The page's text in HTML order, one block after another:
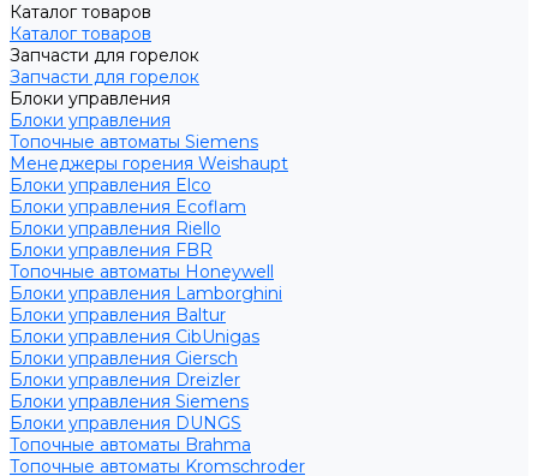
Каталог товаров
Каталог товаров
Запчасти для горелок
Запчасти для горелок
Блоки управления
Блоки управления
Топочные автоматы Siemens
Менеджеры горения Weishaupt
Блоки управления Elco
Блоки управления Ecoflam
Блоки управления Riello
Блоки управления FBR
Топочные автоматы Honeywell
Блоки управления Lamborghini
Блоки управления Baltur
Блоки управления CibUnigas
Блоки управления Giersch
Блоки управления Dreizler
Блоки управления Siemens
Блоки управления DUNGS
Топочные автоматы Brahma
Топочные автоматы Kromschroder